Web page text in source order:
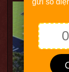
gửi số